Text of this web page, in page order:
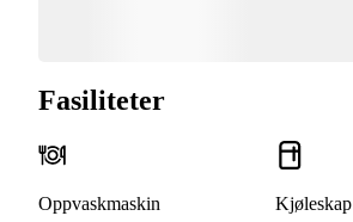
Fasiliteter
Oppvaskmaskin Kjøleskap